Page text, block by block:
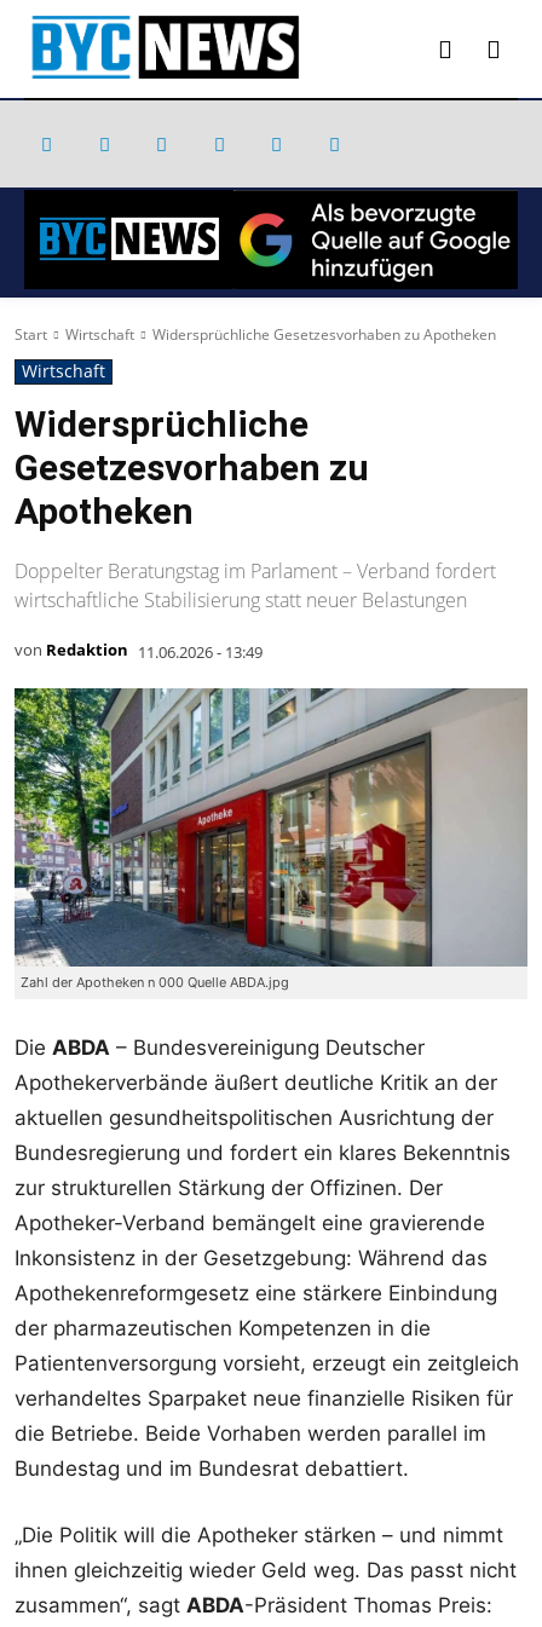
Start Wirtschaft Widersprüchliche Gesetzesvorhaben zu Apotheken
Wirtschaft
Widersprüchliche
Gesetzesvorhaben zu
Apotheken
Doppelter Beratungstag im Parlament – Verband fordert
wirtschaftliche Stabilisierung statt neuer Belastungen
von Redaktion 11.06.2026 - 13:49
Zahl der Apotheken n 000 Quelle ABDA.jpg
Die ABDA – Bundesvereinigung Deutscher
Apothekerverbände äußert deutliche Kritik an der
aktuellen gesundheitspolitischen Ausrichtung der
Bundesregierung und fordert ein klares Bekenntnis
zur strukturellen Stärkung der Offizinen. Der
Apotheker-Verband bemängelt eine gravierende
Inkonsistenz in der Gesetzgebung: Während das
Apothekenreformgesetz eine stärkere Einbindung
der pharmazeutischen Kompetenzen in die
Patientenversorgung vorsieht, erzeugt ein zeitgleich
verhandeltes Sparpaket neue finanzielle Risiken für
die Betriebe. Beide Vorhaben werden parallel im
Bundestag und im Bundesrat debattiert.
„Die Politik will die Apotheker stärken – und nimmt
ihnen gleichzeitig wieder Geld weg. Das passt nicht
zusammen“, sagt ABDA-Präsident Thomas Preis: